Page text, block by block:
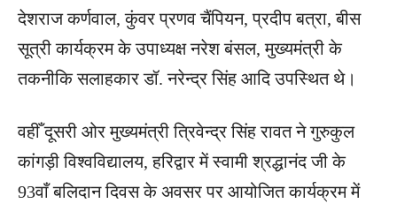
देशराज कर्णवाल, कुंवर प्रणव चैंपियन, प्रदीप बत्रा, बीस
सूत्री कार्यक्रम के उपाध्यक्ष नरेश बंसल, मुख्यमंत्री के
तकनीकि सलाहकार डॉ. नरेन्द्र सिंह आदि उपस्थित थे।
वहीँ दूसरी ओर मुख्यमंत्री त्रिवेन्द्र सिंह रावत ने गुरुकुल
कांगड़ी विश्वविद्यालय, हरिद्वार में स्वामी श्रद्धानंद जी के
93वाँ बलिदान दिवस के अवसर पर आयोजित कार्यक्रम में